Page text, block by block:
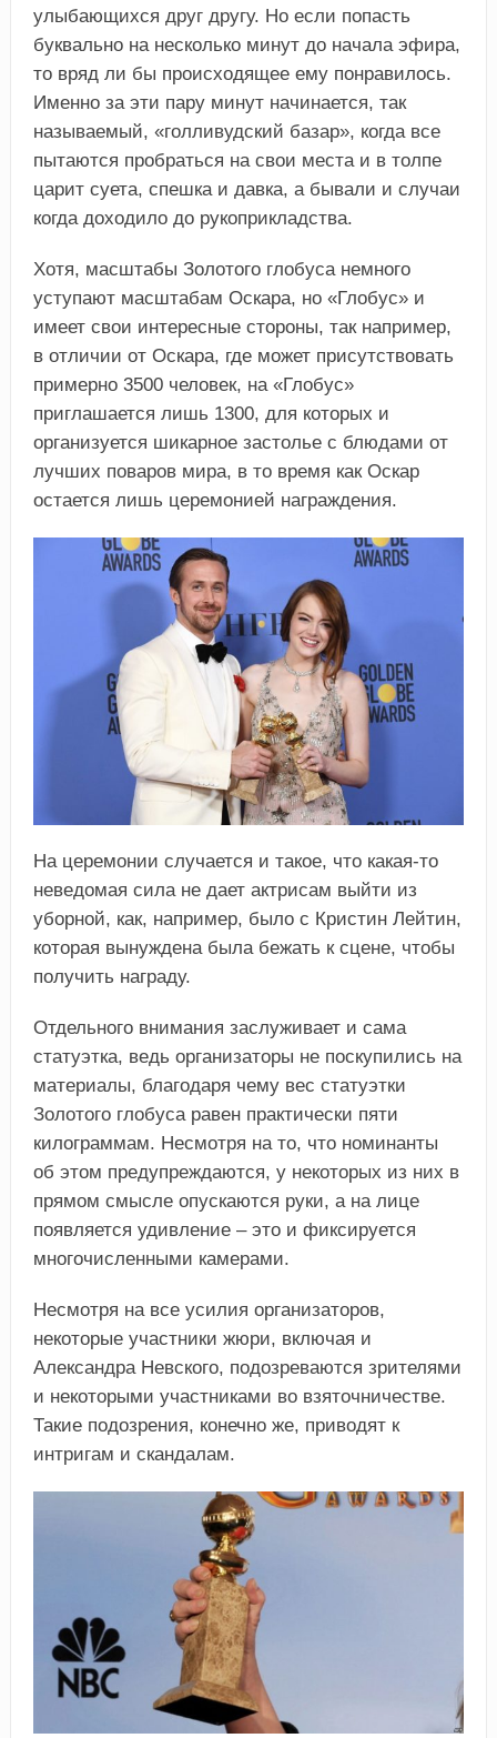
улыбающихся друг другу. Но если попасть
буквально на несколько минут до начала эфира,
то вряд ли бы происходящее ему понравилось.
Именно за эти пару минут начинается, так
называемый, «голливудский базар», когда все
пытаются пробраться на свои места и в толпе
царит суета, спешка и давка, а бывали и случаи
когда доходило до рукоприкладства.
Хотя, масштабы Золотого глобуса немного
уступают масштабам Оскара, но «Глобус» и
имеет свои интересные стороны, так например,
в отличии от Оскара, где может присутствовать
примерно 3500 человек, на «Глобус»
приглашается лишь 1300, для которых и
организуется шикарное застолье с блюдами от
лучших поваров мира, в то время как Оскар
остается лишь церемонией награждения.
На церемонии случается и такое, что какая-то
неведомая сила не дает актрисам выйти из
уборной, как, например, было с Кристин Лейтин,
которая вынуждена была бежать к сцене, чтобы
получить награду.
Отдельного внимания заслуживает и сама
статуэтка, ведь организаторы не поскупились на
материалы, благодаря чему вес статуэтки
Золотого глобуса равен практически пяти
килограммам. Несмотря на то, что номинанты
об этом предупреждаются, у некоторых из них в
прямом смысле опускаются руки, а на лице
появляется удивление – это и фиксируется
многочисленными камерами.
Несмотря на все усилия организаторов,
некоторые участники жюри, включая и
Александра Невского, подозреваются зрителями
и некоторыми участниками во взяточничестве.
Такие подозрения, конечно же, приводят к
интригам и скандалам.